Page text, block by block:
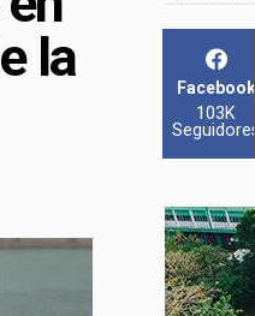
la
Facebook
103K
Seguidores